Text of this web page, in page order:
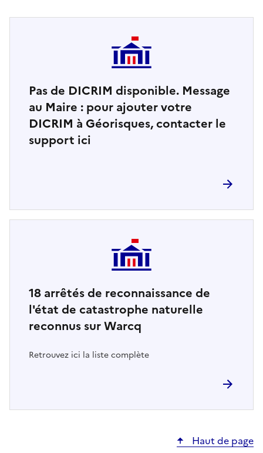
Pas de DICRIM disponible. Message
au Maire : pour ajouter votre
DICRIM à Géorisques, contacter le
support ici
18 arrêtés de reconnaissance de
l'état de catastrophe naturelle
reconnus sur Warcq
Retrouvez ici la liste complète
Haut de page